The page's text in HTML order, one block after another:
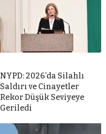
NYPD: 2026’da Silahlı
Saldırı ve Cinayetler
Rekor Düşük Seviyeye
Geriledi